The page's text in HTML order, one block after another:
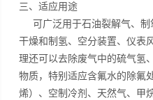
三、适应用途
可广泛用于石油裂解气、制
干燥和制氢、空分装置、仪表
理还可以去除废气中的硫气氢
物质，特别适应含氟水的除氟
烯）、空制冷剂、天然气、甲